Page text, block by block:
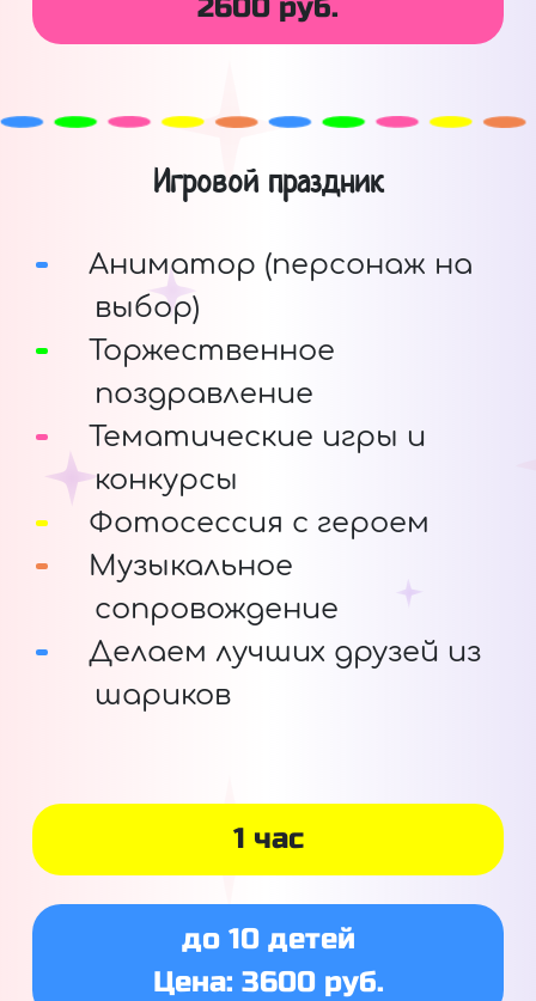
2600 руб.
Игровой праздник
Аниматор (персонаж на
выбор)
Торжественное
поздравление
Тематические игры и
конкурсы
Фотосессия с героем
Музыкальное
сопровождение
Делаем лучших друзей из
шариков
1 час
до 10 детей
Цена: 3600 руб.